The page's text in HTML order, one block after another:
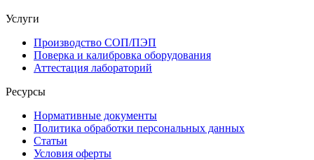
Услуги
Производство СОП/ПЭП
Поверка и калибровка оборудования
Аттестация лабораторий
Ресурсы
Нормативные документы
Политика обработки персональных данных
Статьи
Условия оферты